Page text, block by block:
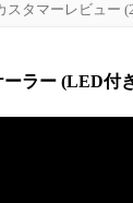
スタマーレビュー
ーラー (LED